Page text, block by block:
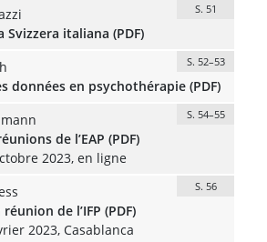
S. 51
italiana (PDF)
S. 52–53
données en psychothérapie (PDF)
S. 54–55
de l’EAP (PDF)
2023, en ligne
S. 56
de l’IFP (PDF)
2023, Casablanca